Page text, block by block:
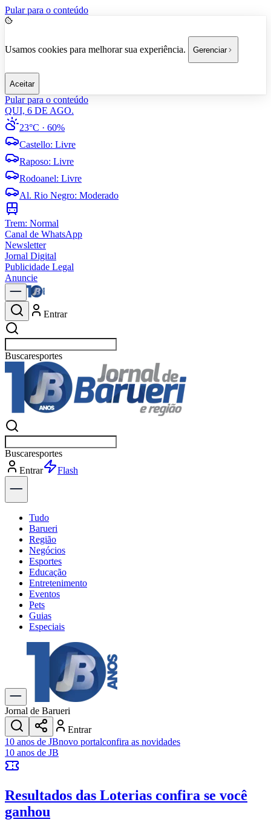
Pular para o conteúdo
Usamos cookies para melhorar sua experiência. Gerenciar
Aceitar
Pular para o conteúdo
QUI, 6 DE AGO.
23°C · 60%
Castello: Livre
Raposo: Livre
Rodoanel: Livre
Al. Rio Negro: Moderado
Trem: Normal
Canal de WhatsApp
Newsletter
Jornal Digital
Publicidade Legal
Anuncie
Entrar
Buscarpolítica
Buscarpolítica
Entrar
Tudo
Barueri
Região
Negócios
Esportes
Educação
Entretenimento
Eventos
Pets
Guias
Especiais
Explore Tudo
Últimas Notícias
Previsão do Tempo
Trânsito e Rotas
Dia a Dia & Lazer
Transportes
Gastronomia
Cinema & Shows
JogosNovo
Anuncie no Portal
Cadastrar Empresa
Divulgar Vagas
Jornal de Barueri
Entrar
10 anos de JBnovo portalconfira as novidades
10 anos de JB
Resultados das Loterias confira se você
ganhou